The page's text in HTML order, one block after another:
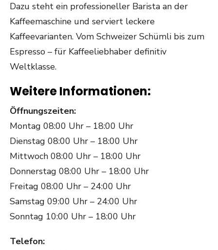
Dazu steht ein professioneller Barista an der
Kaffeemaschine und serviert leckere
Kaffeevarianten. Vom Schweizer Schümli bis zum
Espresso – für Kaffeeliebhaber definitiv
Weltklasse.
Weitere Informationen:
Öffnungszeiten:
Montag 08:00 Uhr – 18:00 Uhr
Dienstag 08:00 Uhr – 18:00 Uhr
Mittwoch 08:00 Uhr – 18:00 Uhr
Donnerstag 08:00 Uhr – 18:00 Uhr
Freitag 08:00 Uhr – 24:00 Uhr
Samstag 09:00 Uhr – 24:00 Uhr
Sonntag 10:00 Uhr – 18:00 Uhr
Telefon: